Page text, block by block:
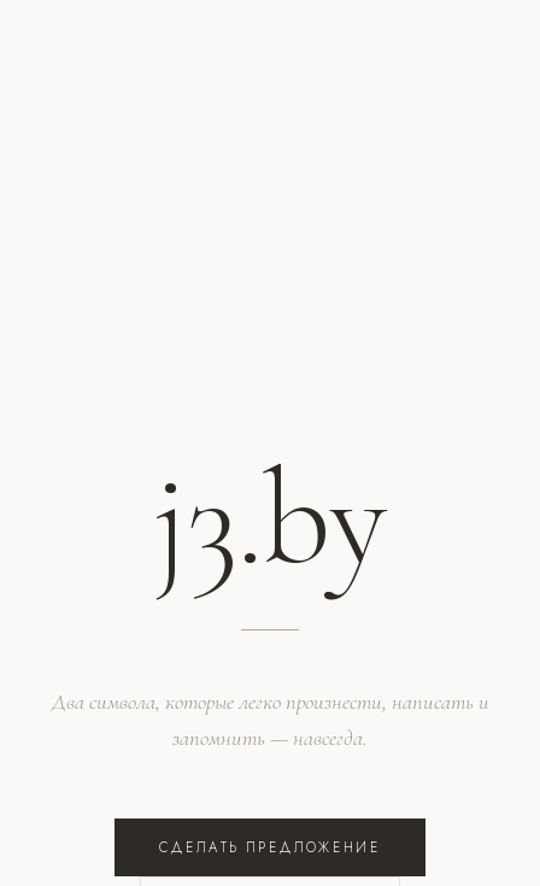
j3.by
Два символа, которые легко произнести, написать и
запомнить — навсегда.
СДЕЛАТЬ ПРЕДЛОЖЕНИЕ